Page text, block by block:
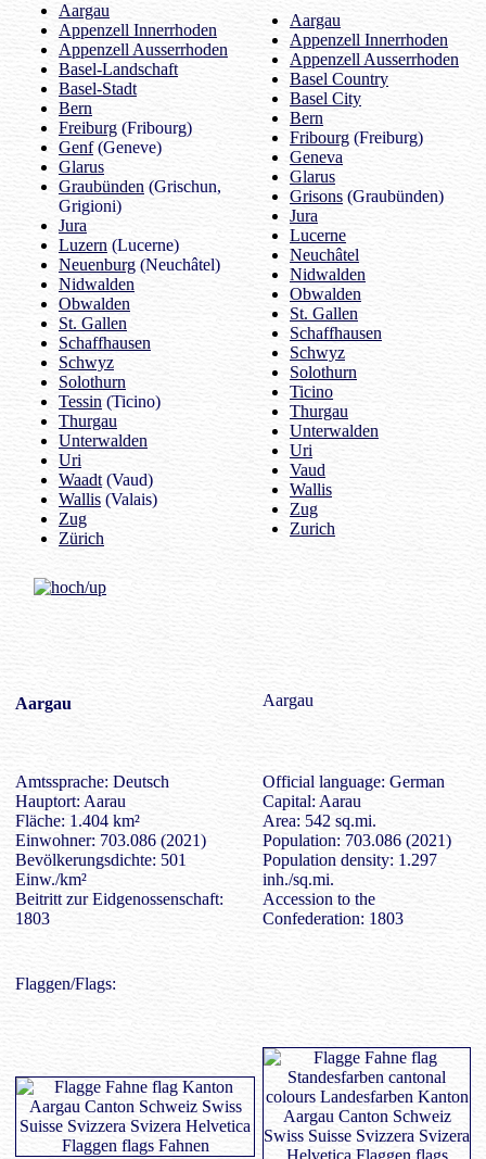
Aargau
Appenzell Innerrhoden
Appenzell Ausserrhoden
Basel-Landschaft
Basel-Stadt
Bern
Freiburg (Fribourg)
Genf(Geneve)
Glarus
Graubünden (Grischun,
Grigioni)
Jura
Luzern (Lucerne)
Neuenburg (Neuchâtel)
Nidwalden
Obwalden
St. Gallen
Schaffhausen
Schwyz
Solothurn
Tessin (Ticino)
Thurgau
Unterwalden
Uri
Waadt (Vaud)
Wallis (Valais)
Zug
Zürich
Aargau
Appenzell Innerrhoden
Appenzell Ausserrhoden
Basel Country
Basel City
Bern
Fribourg (Freiburg)
Geneva
Glarus
Grisons (Graubünden)
Jura
Lucerne
Neuchâtel
Nidwalden
Obwalden
St. Gallen
Schaffhausen
Schwyz
Solothurn
Ticino
Thurgau
Unterwalden
Uri
Vaud
Wallis
Zug
Zurich
Aargau Aargau
Amtssprache: Deutsch
Hauptort: Aarau
Fläche: 1.404 km²
Einwohner: 703.086 (2021)
Bevölkerungsdichte: 501
Einw./km²
Beitritt zur Eidgenossenschaft:
1803
Official language: German
Capital: Aarau
Area: 542 sq.mi.
Population: 703.086 (2021)
Population density: 1.297
inh./sq.mi.
Accession to the
Confederation: 1803
Flaggen/Flags: